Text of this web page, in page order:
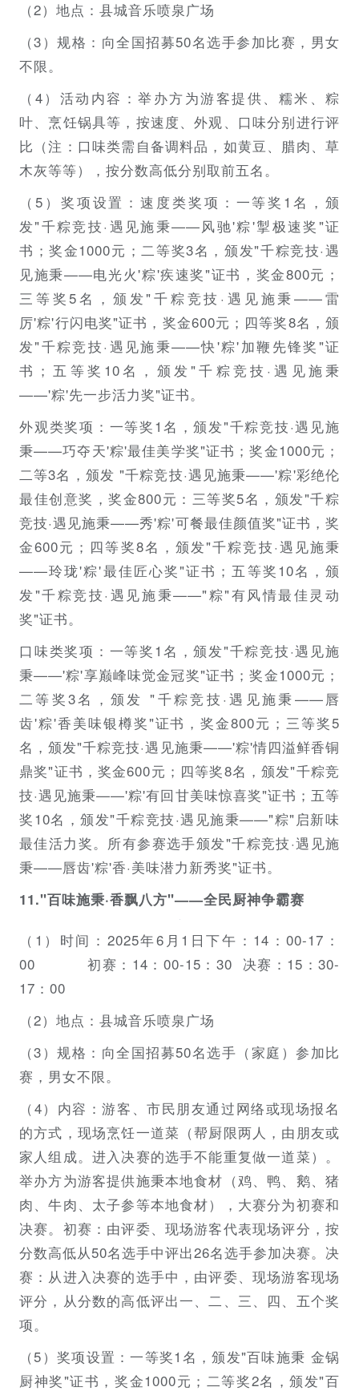
（2）地点：县城音乐喷泉广场
（3）规格：向全国招募50名选手参加比赛，男女
不限。
（4）活动内容：举办方为游客提供、糯米、粽
叶、烹饪锅具等，按速度、外观、口味分别进行评
比（注：口味类需自备调料品，如黄豆、腊肉、草
木灰等等），按分数高低分别取前五名。
（5）奖项设置：速度类奖项：一等奖1名，颁
发"千粽竞技·遇见施秉——风驰'粽'掣极速奖"证
书；奖金1000元；二等奖3名，颁发"千粽竞技·遇
见施秉——电光火'粽'疾速奖"证书，奖金800元；
三等奖5名，颁发"千粽竞技·遇见施秉——雷
厉'粽'行闪电奖"证书，奖金600元；四等奖8名，颁
发"千粽竞技·遇见施秉——快'粽'加鞭先锋奖"证
书；五等奖10名，颁发"千粽竞技·遇见施秉
——'粽'先一步活力奖"证书。
外观类奖项：一等奖1名，颁发"千粽竞技·遇见施
秉——巧夺天'粽'最佳美学奖"证书；奖金1000元；
二等3名，颁发 "千粽竞技·遇见施秉——'粽'彩绝伦
最佳创意奖，奖金800元：三等奖5名，颁发"千粽
竞技·遇见施秉——秀'粽'可餐最佳颜值奖"证书，奖
金600元；四等奖8名，颁发"千粽竞技·遇见施秉
——玲珑'粽'最佳匠心奖"证书；五等奖10名，颁
发"千粽竞技·遇见施秉——"粽"有风情最佳灵动
奖"证书。
口味类奖项：一等奖1名，颁发"千粽竞技·遇见施
秉——'粽'享巅峰味觉金冠奖"证书；奖金1000元；
二等奖3名，颁发 "千粽竞技·遇见施秉——唇
齿'粽'香美味银樽奖"证书，奖金800元；三等奖5
名，颁发"千粽竞技·遇见施秉——'粽'情四溢鲜香铜
鼎奖"证书，奖金600元；四等奖8名，颁发"千粽竞
技·遇见施秉——'粽'有回甘美味惊喜奖"证书；五等
奖10名，颁发"千粽竞技·遇见施秉——"粽"启新味
最佳活力奖。所有参赛选手颁发"千粽竞技·遇见施
秉——唇齿'粽'香·美味潜力新秀奖"证书。
11."百味施秉·香飘八方"——全民厨神争霸赛
（1）时间：2025年6月1日下午：14：00-17：
00 初赛：14：00-15：30 决赛：15：30-
17：00
（2）地点：县城音乐喷泉广场
（3）规格：向全国招募50名选手（家庭）参加比
赛，男女不限。
（4）内容：游客、市民朋友通过网络或现场报名
的方式，现场烹饪一道菜（帮厨限两人，由朋友或
家人组成。进入决赛的选手不能重复做一道菜）。
举办方为游客提供施秉本地食材（鸡、鸭、鹅、猪
肉、牛肉、太子参等本地食材），大赛分为初赛和
决赛。初赛：由评委、现场游客代表现场评分，按
分数高低从50名选手中评出26名选手参加决赛。决
赛：从进入决赛的选手中，由评委、现场游客现场
评分，从分数的高低评出一、二、三、四、五个奖
项。
（5）奖项设置：一等奖1名，颁发"百味施秉 金锅
厨神奖"证书，奖金1000元；二等奖2名，颁发"百